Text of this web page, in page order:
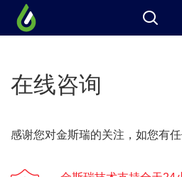
在线咨询
感谢您对金斯瑞的关注，如您有